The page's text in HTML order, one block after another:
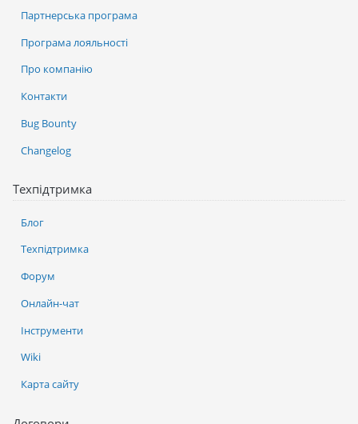
Партнерська програма
Програма лояльності
Про компанію
Контакти
Bug Bounty
Changelog
Техпідтримка
Блог
Техпідтримка
Форум
Онлайн-чат
Інструменти
Wiki
Карта сайту